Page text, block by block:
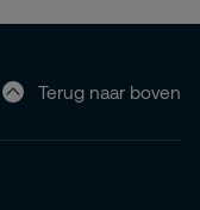
Terug naar boven